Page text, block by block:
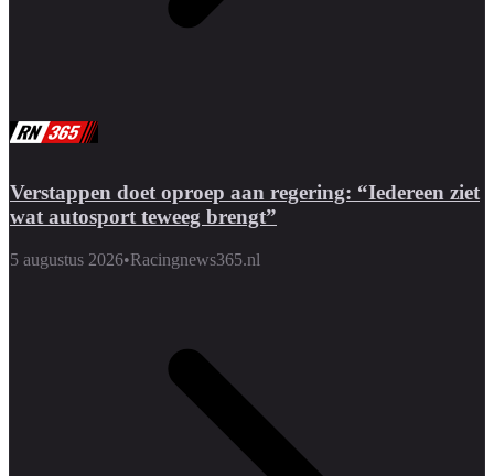
Verstappen doet oproep aan regering: “Iedereen ziet
wat autosport teweeg brengt”
5 augustus 2026•Racingnews365.nl